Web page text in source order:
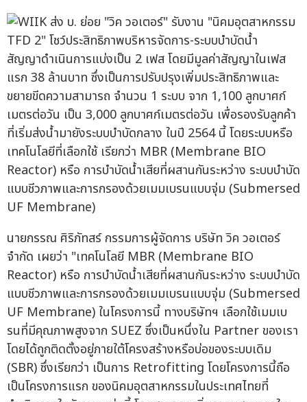
สัญญาดำเนินการแบ่งเป็น 2 เฟส โดยมีมูลค่าสัญญาในเฟส
แรก 38 ล้านบาท ซึ่งเป็นการปรับปรุงเพิ่มประสิทธิภาพและ
ขยายขีดความสามารถ จำนวน 1 ระบบ จาก 1,100 ลูกบาศก์
เมตรต่อวัน เป็น 3,000 ลูกบาศก์เมตรต่อวัน เพื่อรองรับลูกค้า
ที่เริ่มส่งน้ำมายังระบบบำบัดกลาง ในปี 2564 นี้ โดยระบบหรือ
เทคโนโลยีที่เลือกใช้ เรียกว่า MBR (Membrane BIO
Reactor) หรือ การบำบัดน้ำเสียที่ผสานกันระหว่าง ระบบบำบัด
แบบชีวภาพและการกรองด้วยเมมเบรนแบบจุ่ม (Submersed
UF Membrane)
นายกรรณ ศิริภัทสร์ กรรมการผู้จัดการ บริษัท วิค วอเตอร์
จำกัด เผยว่า "เทคโนโลยี MBR (Membrane BIO
Reactor) หรือ การบำบัดน้ำเสียที่ผสานกันระหว่าง ระบบบำบัด
แบบชีวภาพและการกรองด้วยเมมเบรนแบบจุ่ม (Submersed
UF Membrane) ในโครงการนี้ ทางบริษัทฯ เลือกใช้เมมเบ
รนที่มีคุณภาพสูงจาก SUEZ ซึ่งเป็นหนึ่งใน Partner ของเรา
โดยได้ถูกติดตั้งอยู่ภายใต้โครงสร้างหรือบ่อของระบบเดิม
(SBR) ซึ่งเรียกว่า เป็นการ Retrofitting โดยโครงการนี้ถือ
เป็นโครงการแรก ของนิคมอุตสาหกรรมในประเทศไทยที่